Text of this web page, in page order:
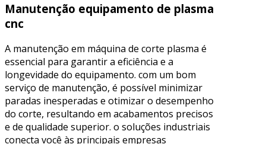
Manutenção equipamento de plasma
cnc
A manutenção em máquina de corte plasma é
essencial para garantir a eficiência e a
longevidade do equipamento. com um bom
serviço de manutenção, é possível minimizar
paradas inesperadas e otimizar o desempenho
do corte, resultando em acabamentos precisos
e de qualidade superior. o soluções industriais
conecta você às principais empresas